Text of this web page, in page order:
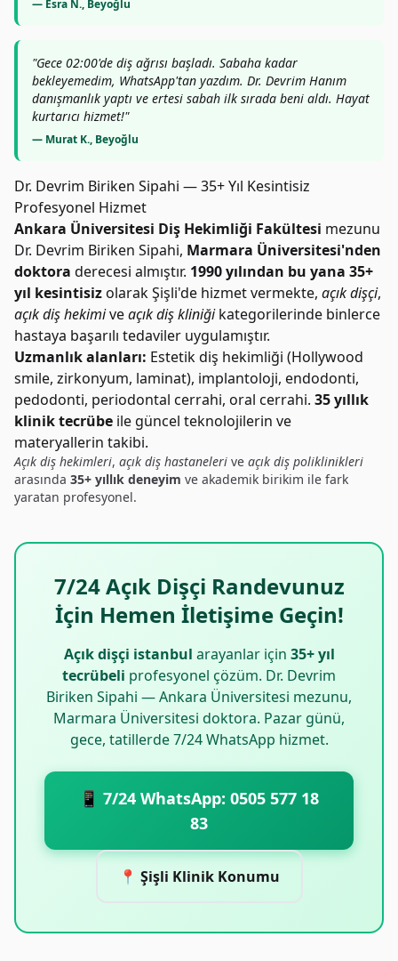
— Esra N., Beyoğlu
"Gece 02:00'de diş ağrısı başladı. Sabaha kadar
bekleyemedim, WhatsApp'tan yazdım. Dr. Devrim Hanım
danışmanlık yaptı ve ertesi sabah ilk sırada beni aldı. Hayat
kurtarıcı hizmet!"
— Murat K., Beyoğlu
Dr. Devrim Biriken Sipahi — 35+ Yıl Kesintisiz
Profesyonel Hizmet
Ankara Üniversitesi Diş Hekimliği Fakültesi mezunu
Dr. Devrim Biriken Sipahi, Marmara Üniversitesi'nden
doktora derecesi almıştır. 1990 yılından bu yana 35+
yıl kesintisizolarak Şişli'de hizmet vermekte, açık dişçi,
açık diş hekimiveaçık diş kliniğikategorilerinde binlerce
hastaya başarılı tedaviler uygulamıştır.
Uzmanlık alanları: Estetik diş hekimliği (Hollywood
smile, zirkonyum, laminat), implantoloji, endodonti,
pedodonti, periodontal cerrahi, oral cerrahi. 35 yıllık
klinik tecrübe ile güncel teknolojilerin ve
materyallerin takibi.
Açık diş hekimleri, açık diş hastaneleri ve açık diş poliklinikleri
arasında 35+ yıllık deneyim ve akademik birikim ile fark
yaratan profesyonel.
7/24 Açık Dişçi Randevunuz
İçin Hemen İletişime Geçin!
Açık dişçi istanbul arayanlar için 35+ yıl
tecrübeli profesyonel çözüm. Dr. Devrim
Biriken Sipahi — Ankara Üniversitesi mezunu,
Marmara Üniversitesi doktora. Pazar günü,
gece, tatillerde 7/24 WhatsApp hizmet.
📱 7/24 WhatsApp: 0505 577 18
83
📍 Şişli Klinik Konumu